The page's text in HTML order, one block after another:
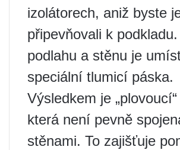
izolátorech, aniž byste
připevňovali k
podlahu a stěnu je
speciální tlumicí páska.
Výsledkem je
která není pevně
stěnami. To zajišťuje